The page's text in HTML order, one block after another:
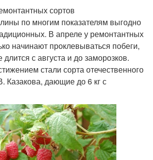
сортов
по многим показателям выгодно
В апреле у ремонтантных
начинают проклевываться побеги,
с августа и до заморозков.
стали сорта отечественного
Казакова, дающие до 6 кг с